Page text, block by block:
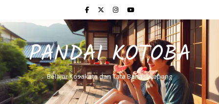
PANDAI KOTOBA
Belajar Kosakata dan Tata Bahasa Jepang